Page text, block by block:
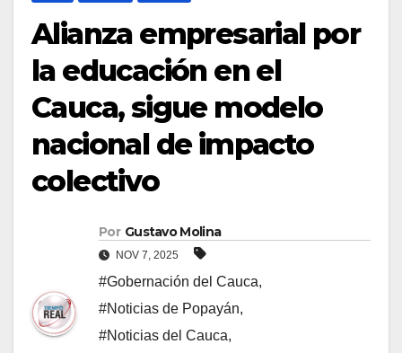
Alianza empresarial por
la educación en el
Cauca, sigue modelo
nacional de impacto
colectivo
Por Gustavo Molina
NOV 7, 2025
#Gobernación del Cauca,
#Noticias de Popayán,
#Noticias del Cauca,